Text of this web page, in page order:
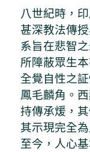
八世紀時，
甚深教法傳
系旨在悲智
所障蔽眾生
全覺自性之
鳳毛麟角。
持傳承煖，
其示現完全
至今，人心